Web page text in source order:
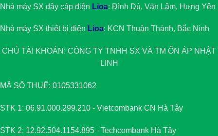
Nhà máy SX dây cáp điện Lioa: Đình Dù, Văn Lâm, Hưng Yên
Nhà máy SX thiết bị điện Lioa: KCN Thuận Thành, Bắc Ninh
CHỦ TÀI KHOẢN: CÔNG TY TNHH SX VÀ TM ỔN ÁP NHẬT
LINH
MÃ SỐ THUẾ: 0105331062
STK 1: 06.91.000.299.210 - Vietcombank CN Hà Tây
STK 2: 12.92.504.1154.895 - Techcombank Hà Tây